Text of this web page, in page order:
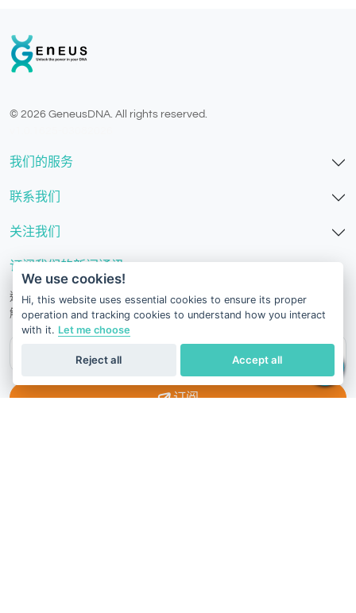
© 2026 GeneusDNA. All rights reserved.
我们的服务
联系我们
关注我们
订阅我们的新闻通讯
通过我们的科学文章、健康建议、促销活动和其他有用新闻保持了
解。
订阅
We use cookies!
Hi, this website uses essential cookies to ensure its proper
operation and tracking cookies to understand how you interact
with it. Let me choose
Accept all
Reject all